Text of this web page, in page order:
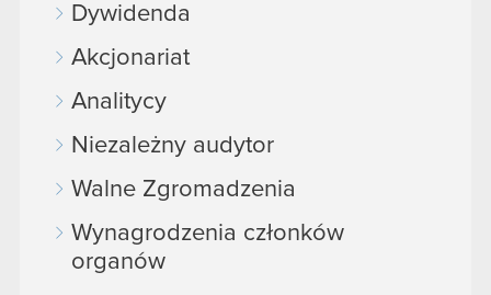
Dywidenda
Akcjonariat
Analitycy
Niezależny audytor
Walne Zgromadzenia
Wynagrodzenia członków
organów